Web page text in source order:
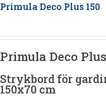
Primula Deco Plus 150
Primula Deco
Strykbord för
150x70 cm